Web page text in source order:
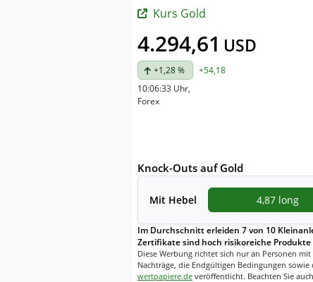
Kurs Gold
4.294,61 USD
+1,28 %
+54,18
10:06:33 Uhr,
Forex
Knock-Outs auf Gold
Mit Hebel 4,87 long
Im Durchschnitt erleiden 7 von 10
Zertifikate sind hoch risikoreiche
Diese Werbung richtet sich nur an Personen
Nachträge, die Endgültigen Bedingungen
wertpapiere.de veröffentlicht. Beachten Sie